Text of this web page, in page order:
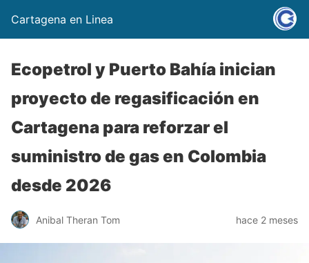
Cartagena en Linea
Ecopetrol y Puerto Bahía inician
proyecto de regasificación en
Cartagena para reforzar el
suministro de gas en Colombia
desde 2026
Anibal Theran Tom hace 2 meses